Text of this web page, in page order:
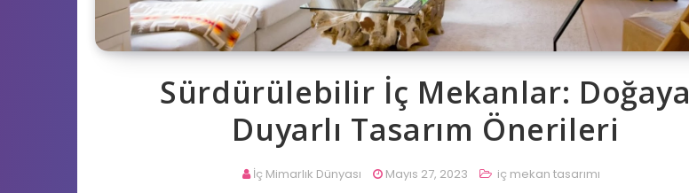
Sürdürülebilir İç Mekanlar: Doğaya
Duyarlı Tasarım Önerileri
İç Mimarlık Dünyası Mayıs 27, 2023 iç mekan tasarımı